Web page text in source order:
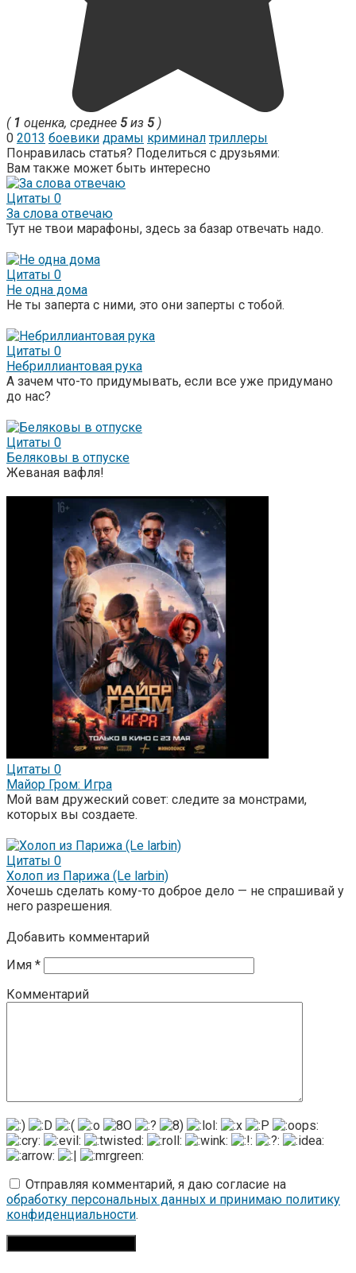
( 1 оценка, среднее 5из 5)
0 2013 боевики драмы криминал триллеры
Понравилась статья? Поделиться с друзьями:
Вам также может быть интересно
Цитаты 0
За слова отвечаю
Тут не твои марафоны, здесь за базар отвечать надо.
Цитаты 0
Не одна дома
Не ты заперта с ними, это они заперты с тобой.
Цитаты 0
Небриллиантовая рука
А зачем что-то придумывать, если все уже придумано
до нас?
Цитаты 0
Беляковы в отпуске
Жеваная вафля!
Цитаты 0
Майор Гром: Игра
Мой вам дружеский совет: следите за монстрами,
которых вы создаете.
Цитаты 0
Холоп из Парижа (Le larbin)
Хочешь сделать кому-то доброе дело — не спрашивай у
него разрешения.
Добавить комментарий
Имя *
Комментарий
Отправляя комментарий, я даю согласие на
обработку персональных данных и принимаю политику
конфиденциальности.